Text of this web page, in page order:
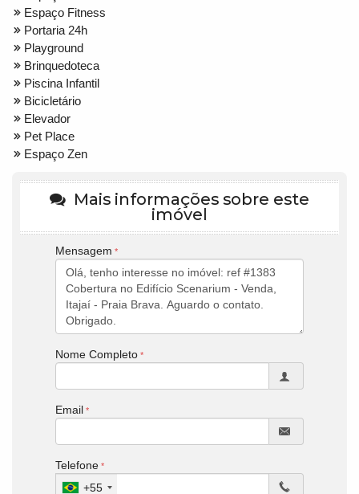
Espaço Fitness
Portaria 24h
Playground
Brinquedoteca
Piscina Infantil
Bicicletário
Elevador
Pet Place
Espaço Zen
Mais informações sobre este
imóvel
Mensagem
Nome Completo
Email
Telefone
+55